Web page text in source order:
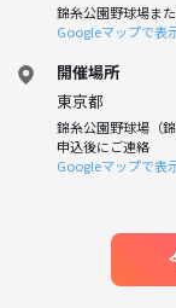
錦糸公園野球場ま
Googleマップで表
開催場所
東京都
錦糸公園野球場（錦
申込後にご連絡
Googleマップで表